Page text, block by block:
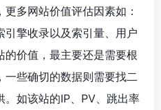
多网站价值评估因素如：
引擎收录以及索引量、用户
价值，最主要还是需要根
些确切的数据则需要找二
如该站的IP、PV、跳出率